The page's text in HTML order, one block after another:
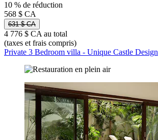
10 % de réduction
568 $ CA
631 $ CA
4 776 $ CA au total
(taxes et frais compris)
Private 3 Bedroom villa - Unique Castle Design